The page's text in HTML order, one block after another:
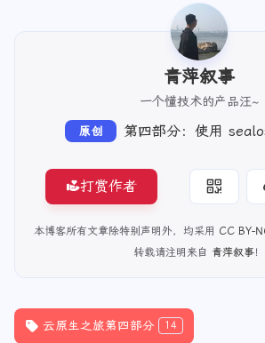
青萍叙事
一个懂技术的产品汪~
原创 第四部分：使用
打赏作者
云原生之旅第四部分 14